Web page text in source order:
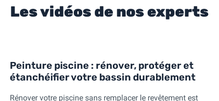
Les vidéos de nos experts
Peinture piscine : rénover, protéger et
étanchéifier votre bassin durablement
Rénover votre piscine sans remplacer le revêtement est